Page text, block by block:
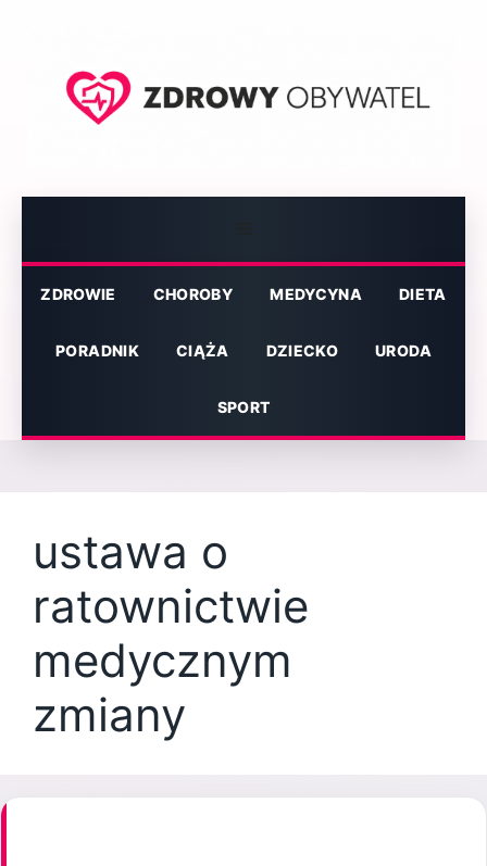
ZDROWIE CHOROBY MEDYCYNA DIETA
PORADNIK CIĄŻA DZIECKO URODA
SPORT
ustawa o
ratownictwie
medycznym
zmiany